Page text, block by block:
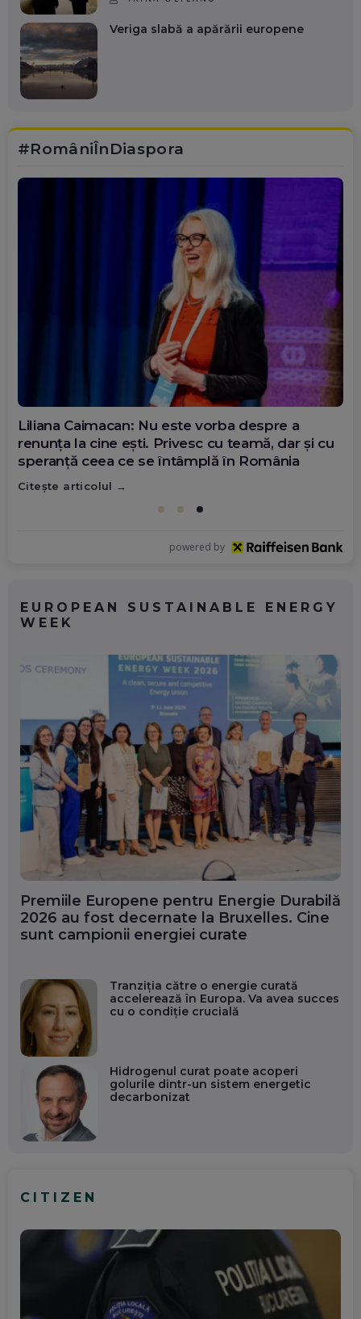
Veriga slabă a apărării europene
#RomâniÎnDiaspora
Diana Olar, românca de la Google care
demonstrează că diaspora poate schimba
România
Citește articolul
powered by
EUROPEAN SUSTAINABLE ENERGY
WEEK
Premiile Europene pentru Energie Durabilă
2026 au fost decernate la Bruxelles. Cine
sunt campionii energiei curate
Tranziția către o energie curată
accelerează în Europa. Va avea succes
cu o condiție crucială
Hidrogenul curat poate acoperi
golurile dintr-un sistem energetic
decarbonizat
CITIZEN